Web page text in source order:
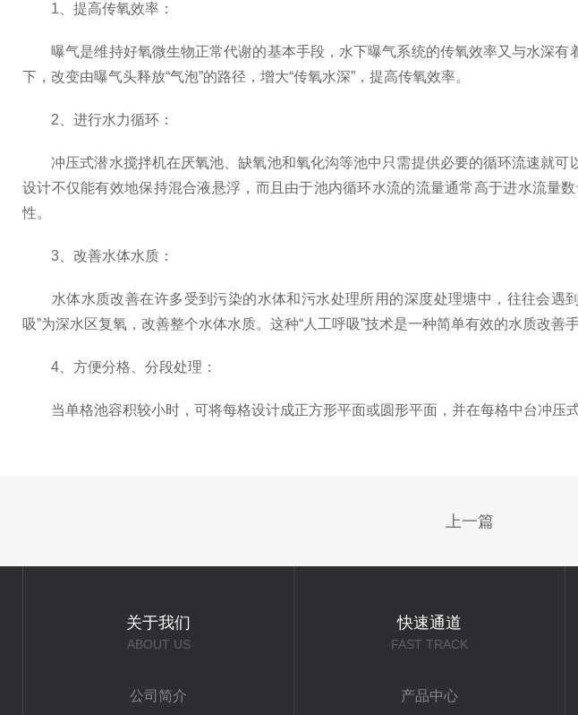
1、提高传氧效率：
曝气是维持好氧微生物正常代谢的基本手段，水下曝气系统的传氧效率又与水深有
下，改变由曝气头释放“气泡”的路径，增大“传氧水深”，提高传氧效率。
2、进行水力循环：
冲压式潜水搅拌机在厌氧池、缺氧池和氧化沟等池中只需提供必要的循环流速就可
设计不仅能有效地保持混合液悬浮，而且由于池内循环水流的流量通常高于进水流量
性。
3、改善水体水质：
水体水质改善在许多受到污染的水体和污水处理所用的深度处理塘中，往往会遇
吸”为深水区复氧，改善整个水体水质。这种“人工呼吸”技术是一种简单有效的水质改善手
4、方便分格、分段处理：
当单格池容积较小时，可将每格设计成正方形平面或圆形平面，并在每格中台冲压式
上一篇
关于我们
ABOUT US
公司简介
快速通道
FAST TRACK
产品中心